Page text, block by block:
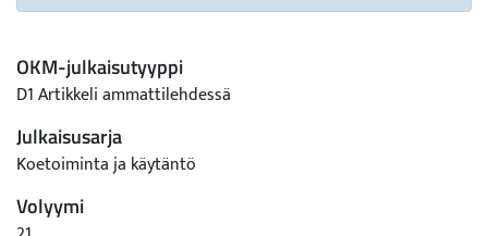
OKM-julkaisutyyppi
D1 Artikkeli ammattilehdessä
Julkaisusarja
Koetoiminta ja käytäntö
Volyymi